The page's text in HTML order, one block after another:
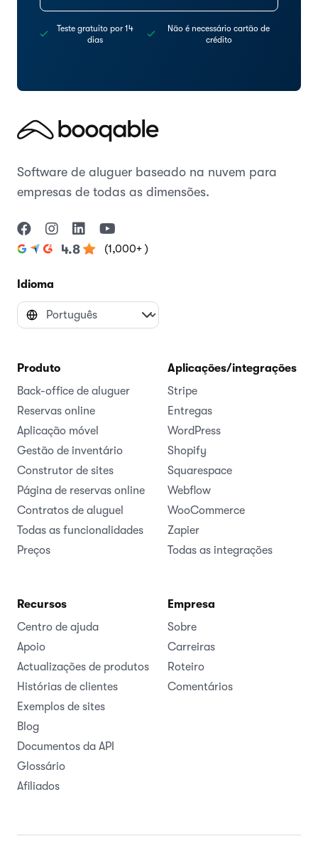
Teste gratuito por 14
dias
Não é necessário cartão de
crédito
Software de aluguer baseado na nuvem para
empresas de todas as dimensões.
4.8 (1,000+ )
Idioma
Produto
Back-office de aluguer
Reservas online
Aplicação móvel
Gestão de inventário
Construtor de sites
Página de reservas online
Contratos de aluguel
Todas as funcionalidades
Preços
Aplicações/integrações
Stripe
Entregas
WordPress
Shopify
Squarespace
Webflow
WooCommerce
Zapier
Todas as integrações
Recursos
Centro de ajuda
Apoio
Actualizações de produtos
Histórias de clientes
Exemplos de sites
Blog
Documentos da API
Glossário
Afiliados
Empresa
Sobre
Carreiras
Roteiro
Comentários